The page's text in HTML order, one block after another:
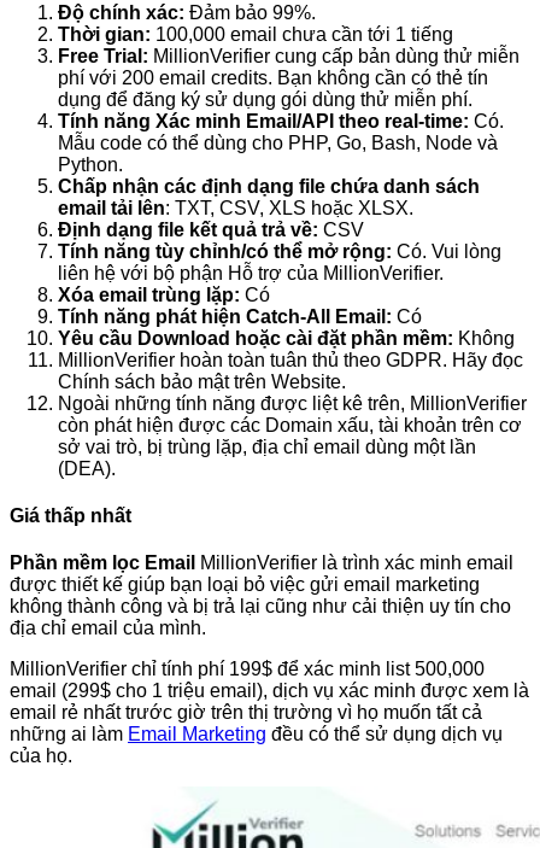
Độ chính xác: Đảm bảo 99%.
Thời gian: 100,000 email chưa cần tới 1 tiếng
Free Trial: MillionVerifier cung cấp bản dùng thử miễn
phí với 200 email credits. Bạn không cần có thẻ tín
dụng để đăng ký sử dụng gói dùng thử miễn phí.
Tính năng Xác minh Email/API theo real-time: Có.
Mẫu code có thể dùng cho PHP, Go, Bash, Node và
Python.
Chấp nhận các định dạng file chứa danh sách
email tải lên: TXT, CSV, XLS hoặc XLSX.
Định dạng file kết quả trả về: CSV
Tính năng tùy chỉnh/có thể mở rộng: Có. Vui lòng
liên hệ với bộ phận Hỗ trợ của MillionVerifier.
Xóa email trùng lặp: Có
Tính năng phát hiện Catch-All Email: Có
Yêu cầu Download hoặc cài đặt phần mềm: Không
MillionVerifier hoàn toàn tuân thủ theo GDPR. Hãy đọc
Chính sách bảo mật trên Website.
Ngoài những tính năng được liệt kê trên, MillionVerifier
còn phát hiện được các Domain xấu, tài khoản trên cơ
sở vai trò, bị trùng lặp, địa chỉ email dùng một lần
(DEA).
Giá thấp nhất
Phần mềm lọc Email MillionVerifier là trình xác minh email
được thiết kế giúp bạn loại bỏ việc gửi email marketing
không thành công và bị trả lại cũng như cải thiện uy tín cho
địa chỉ email của mình.
MillionVerifier chỉ tính phí 199$ để xác minh list 500,000
email (299$ cho 1 triệu email), dịch vụ xác minh được xem là
email rẻ nhất trước giờ trên thị trường vì họ muốn tất cả
những ai làm Email Marketing đều có thể sử dụng dịch vụ
của họ.